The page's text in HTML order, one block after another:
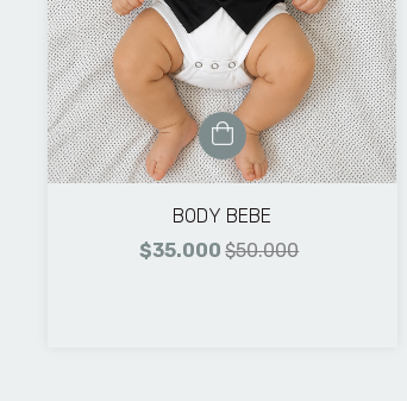
BODY BEBE
$35.000$50.000